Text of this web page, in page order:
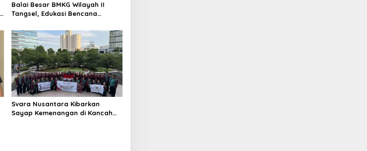
Balai Besar BMKG Wilayah II
Tangsel, Edukasi Bencana
kepada pelajar UPTD SMPN 23
Svara Nusantara Kibarkan
Sayap Kemenangan di Kancah